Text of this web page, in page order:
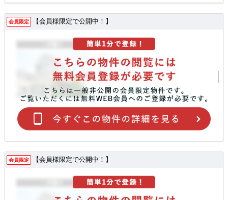
会員限定 【会員様限定で公開中！】
会員限定 【会員様限定で公開中！】